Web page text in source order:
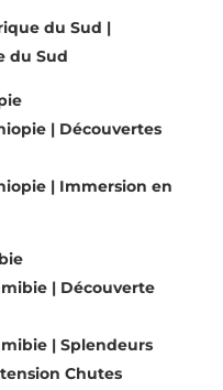
du Sud |
du Sud
| Découvertes
| Immersion en
| Découverte
| Splendeurs
Chutes